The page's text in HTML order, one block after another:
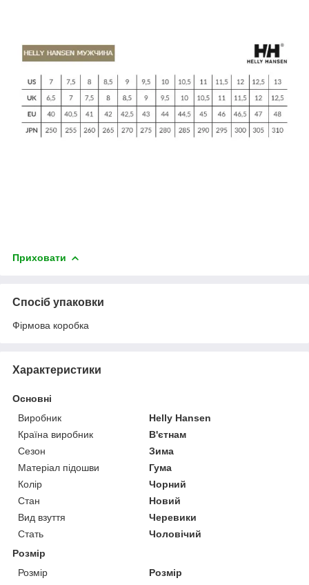
Приховати
Спосіб упаковки
Фірмова коробка
Характеристики
Основні
Виробник
Helly Hansen
Країна виробник
В'єтнам
Сезон
Зима
Матеріал підошви
Гума
Колір
Чорний
Стан
Новий
Вид взуття
Черевики
Стать
Чоловічий
Розмір
Розмір
Розмір